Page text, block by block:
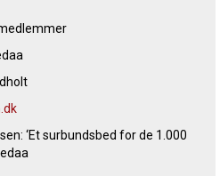
‘Et surbundsbed for de 1.000